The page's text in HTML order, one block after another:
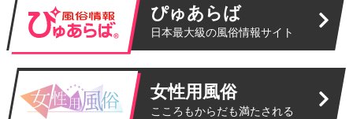
ぴゅあらば
日本最大級の風俗情報サイト
女性用風俗
こころもからだも満たされる